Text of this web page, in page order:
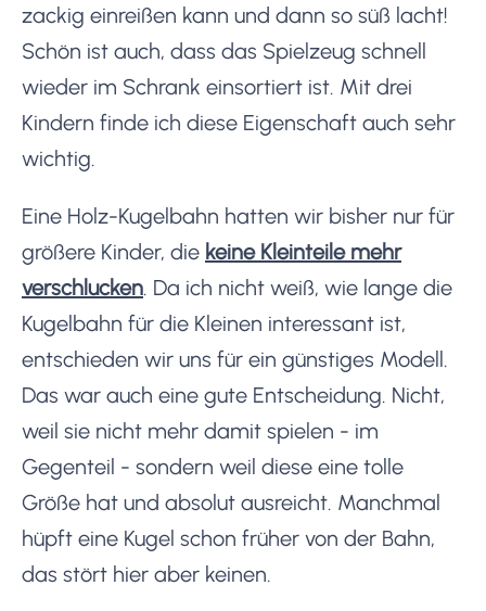
zackig einreißen kann und dann so süß lacht!
Schön ist auch, dass das Spielzeug schnell
wieder im Schrank einsortiert ist. Mit drei
Kindern finde ich diese Eigenschaft auch sehr
wichtig.
Eine Holz-Kugelbahn hatten wir bisher nur für
größere Kinder, die keine Kleinteile mehr
verschlucken. Da ich nicht weiß, wie lange die
Kugelbahn für die Kleinen interessant ist,
entschieden wir uns für ein günstiges Modell.
Das war auch eine gute Entscheidung. Nicht,
weil sie nicht mehr damit spielen - im
Gegenteil - sondern weil diese eine tolle
Größe hat und absolut ausreicht. Manchmal
hüpft eine Kugel schon früher von der Bahn,
das stört hier aber keinen.